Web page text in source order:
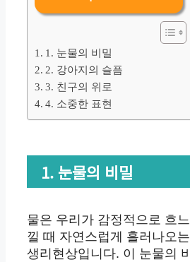
1. 눈물의 비밀
2. 강아지의 슬픔
3. 친구의 위로
4. 소중한 표현
1. 눈물의 비밀
물은 우리가 감정적으로 흐느
낄 때 자연스럽게 흘러나오는
생리현상입니다. 이 눈물의 비